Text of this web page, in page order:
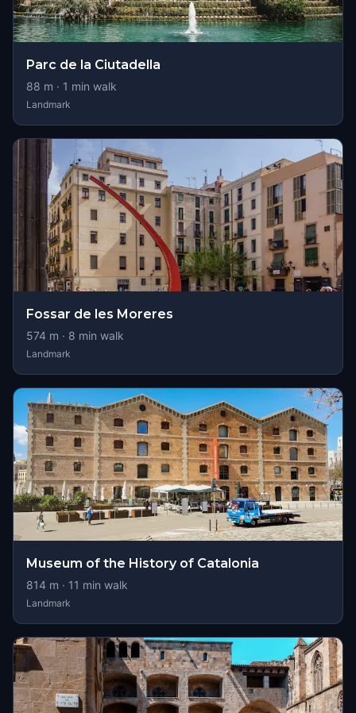
Parc de la Ciutadella
88 m · 1 min walk
Landmark
Fossar de les Moreres
574 m · 8 min walk
Landmark
Museum of the History of Catalonia
814 m · 11 min walk
Landmark